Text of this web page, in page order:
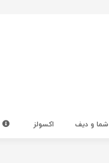
شما و دیف اکسولز